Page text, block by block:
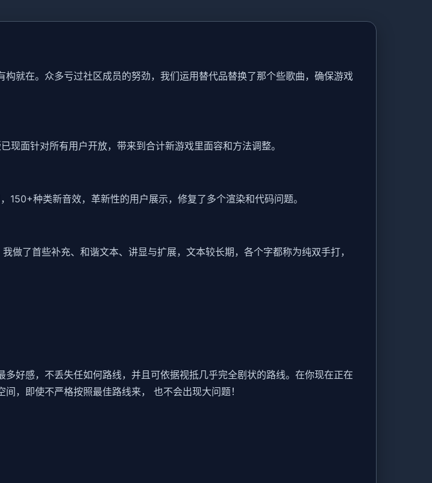
就在。众多亏过社区成员的努劲，我们运用替代品替换了那个些歌曲，确保游戏
面针对所有用户开放，带来到合计新游戏里面容和方法调整。
种类新音效，革新性的用户展示，修复了多个渲染和代码问题。
了首些补充、和谐文本、讲显与扩展，文本较长期，各个字都称为纯双手打，
好感，不丢失任如何路线，并且可依据视抵几乎完全剧状的路线。在你现在正在
，即使不严格按照最佳路线来， 也不会出现大问题！